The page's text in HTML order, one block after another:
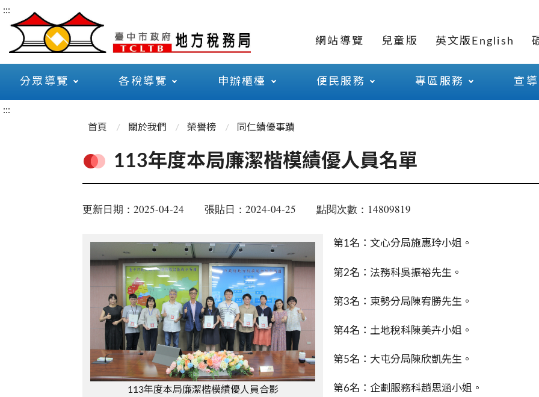
:::
網站導覽 兒童版 英文版English
分眾導覽 各稅導覽 申辦櫃檯 便民服務 專區服務 宣
:::
首頁
關於我們 榮譽榜 同仁績優事蹟
113年度本局廉潔楷模績優人員名單
更新日期：2025-04-24 張貼日：2024-04-25 點閱次數：14809819
113年度本局廉潔楷模績優人員合影
第1名：文心分局施惠玲小姐。
第2名：法務科吳振裕先生。
第3名：東勢分局陳宥勝先生。
第4名：土地稅科陳美卉小姐。
第5名：大屯分局陳欣凱先生。
第6名：企劃服務科趙思涵小姐。